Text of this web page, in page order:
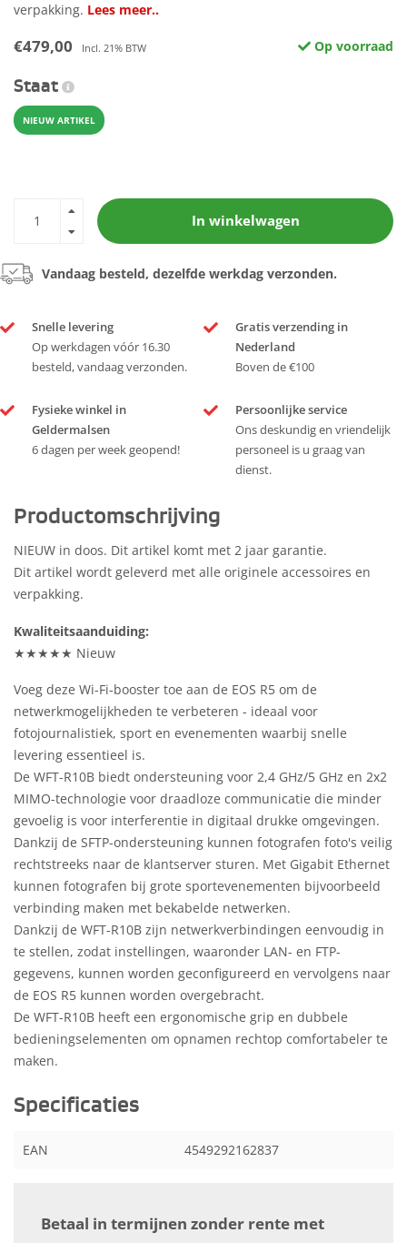
verpakking. Lees meer..
€479,00 Incl. 21% BTW Op voorraad
Staat
NIEUW ARTIKEL
In winkelwagen
Vandaag besteld, dezelfde werkdag verzonden.
Snelle levering
Op werkdagen vóór 16.30
besteld, vandaag verzonden.
Gratis verzending in
Nederland
Boven de €100
Fysieke winkel in
Geldermalsen
6 dagen per week geopend!
Persoonlijke service
Ons deskundig en vriendelijk
personeel is u graag van
dienst.
Productomschrijving
NIEUW in doos. Dit artikel komt met 2 jaar garantie.
Dit artikel wordt geleverd met alle originele accessoires en
verpakking.
Kwaliteitsaanduiding:
★★★★★ Nieuw
Voeg deze Wi-Fi-booster toe aan de EOS R5 om de
netwerkmogelijkheden te verbeteren - ideaal voor
fotojournalistiek, sport en evenementen waarbij snelle
levering essentieel is.
De WFT-R10B biedt ondersteuning voor 2,4 GHz/5 GHz en 2x2
MIMO-technologie voor draadloze communicatie die minder
gevoelig is voor interferentie in digitaal drukke omgevingen.
Dankzij de SFTP-ondersteuning kunnen fotografen foto's veilig
rechtstreeks naar de klantserver sturen. Met Gigabit Ethernet
kunnen fotografen bij grote sportevenementen bijvoorbeeld
verbinding maken met bekabelde netwerken.
Dankzij de WFT-R10B zijn netwerkverbindingen eenvoudig in
te stellen, zodat instellingen, waaronder LAN- en FTP-
gegevens, kunnen worden geconfigureerd en vervolgens naar
de EOS R5 kunnen worden overgebracht.
De WFT-R10B heeft een ergonomische grip en dubbele
bedieningselementen om opnamen rechtop comfortabeler te
maken.
Specificaties
EAN 4549292162837
Betaal in termijnen zonder rente met